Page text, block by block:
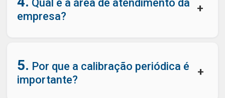
Qual é a área de atendimento da
empresa?
+
5. Por que a calibração periódica é
importante?
+